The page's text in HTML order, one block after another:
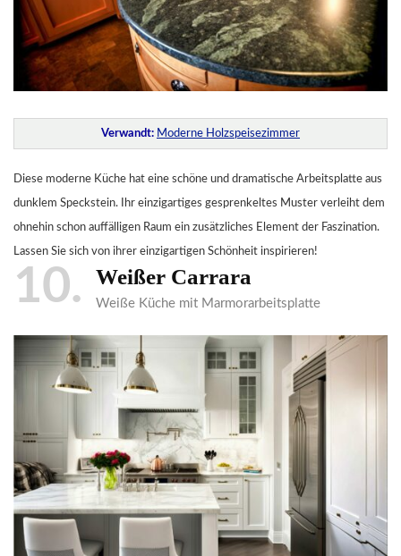
Verwandt: Moderne Holzspeisezimmer
Diese moderne Küche hat eine schöne und dramatische Arbeitsplatte aus
dunklem Speckstein. Ihr einzigartiges gesprenkeltes Muster verleiht dem
ohnehin schon auffälligen Raum ein zusätzliches Element der Faszination.
Lassen Sie sich von ihrer einzigartigen Schönheit inspirieren!
10 Weißer Carrara
Weiße Küche mit Marmorarbeitsplatte